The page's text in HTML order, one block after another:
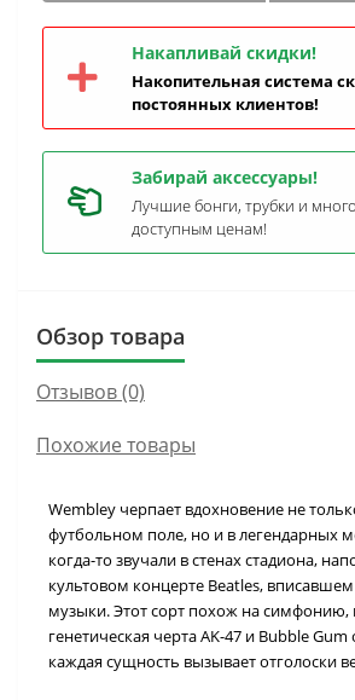
Накапливай скидки!
Накопительная система
постоянных клиентов!
Забирай аксессуары!
Лучшие бонги, трубки и
доступным ценам!
Обзор товара
Отзывов (0)
Похожие товары
Wembley черпает вдохновение не
футбольном поле, но и в легендарных
когда-то звучали в стенах стадиона,
культовом концерте Beatles,
музыки. Этот сорт похож на симфонию,
генетическая черта AK-47 и Bubble Gum
каждая сущность вызывает отголоски